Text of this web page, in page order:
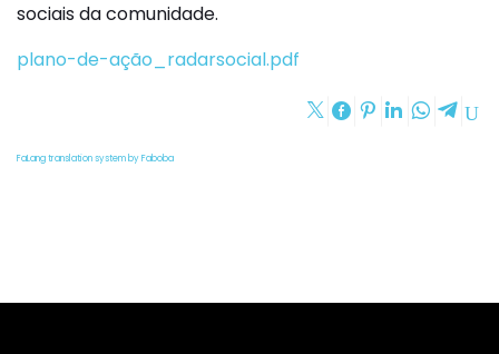
sociais da comunidade.
plano-de-ação_radarsocial.pdf
FaLang translation system by Faboba